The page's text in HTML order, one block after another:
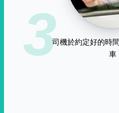
3司機於約定好的時
車